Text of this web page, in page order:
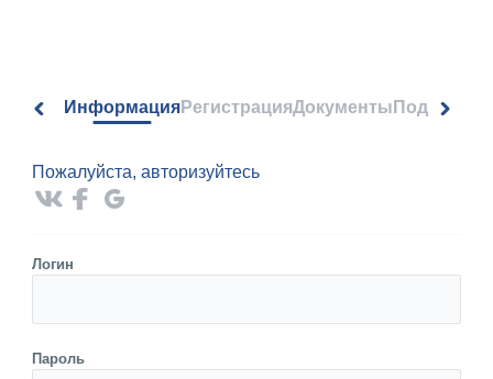
ИнформацияРегистрацияДокументы Подписка
Пожалуйста, авторизуйтесь
Логин
Пароль